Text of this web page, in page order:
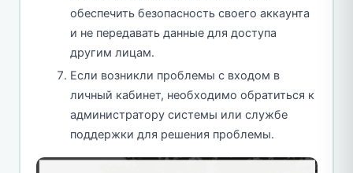
обеспечить безопасность своего аккаунта
и не передавать данные для доступа
другим лицам.
Если возникли проблемы с входом в
личный кабинет, необходимо обратиться к
администратору системы или службе
поддержки для решения проблемы.